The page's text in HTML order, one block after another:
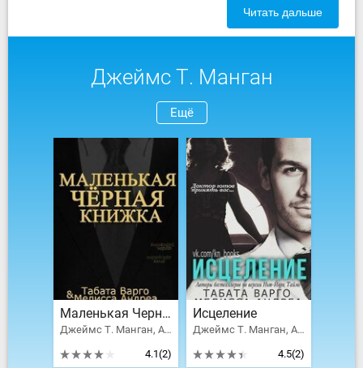
Читать дальше
Джеймс Т. Манган
Ещё
Маленькая Черная Книжка
Джеймс Т. Манган, Анупама Чандвани
4.1(2)
Исцеление
Джеймс Т. Манган, Анупама Чандвани
4.5(2)